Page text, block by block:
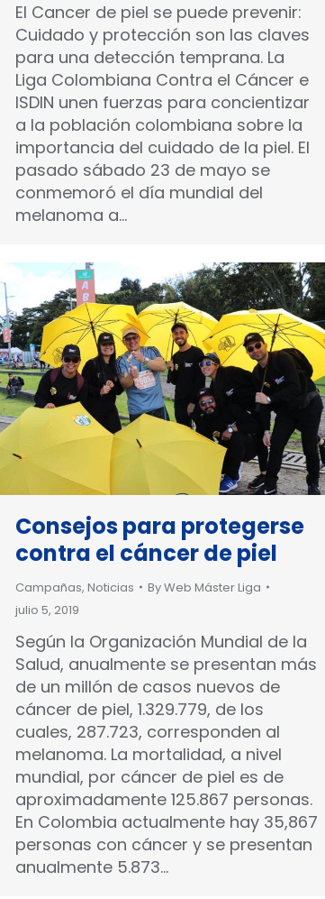
El Cancer de piel se puede prevenir:
Cuidado y protección son las claves
para una detección temprana. La
Liga Colombiana Contra el Cáncer e
ISDIN unen fuerzas para concientizar
a la población colombiana sobre la
importancia del cuidado de la piel. El
pasado sábado 23 de mayo se
conmemoró el día mundial del
melanoma a…
Consejos para protegerse
contra el cáncer de piel
Campañas, Noticias ByWeb Máster Liga
julio 5, 2019
Según la Organización Mundial de la
Salud, anualmente se presentan más
de un millón de casos nuevos de
cáncer de piel, 1.329.779, de los
cuales, 287.723, corresponden al
melanoma. La mortalidad, a nivel
mundial, por cáncer de piel es de
aproximadamente 125.867 personas.
En Colombia actualmente hay 35,867
personas con cáncer y se presentan
anualmente 5.873…